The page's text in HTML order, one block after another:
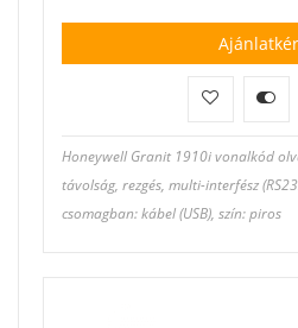
Honeywell Granit 1910i vonalkód
távolság, rezgés, multi-interfész
csomagban: kábel (USB), szín: piros